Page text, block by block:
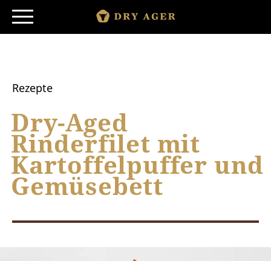
Skip
SMARTAGING
PRODUKTE
PRINZIP
STORY
ENTDECKEN
Rezepte
Dry-Aged
Rinderfilet mit
Kartoffelpuffer und
Gemüsebett